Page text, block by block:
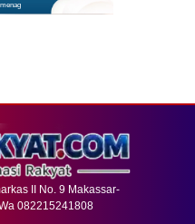
II No. 9 Makassar-
082215241808